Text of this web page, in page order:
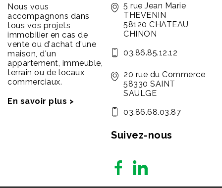
Nous vous
accompagnons dans
tous vos projets
immobilier en cas de
vente ou d'achat d'une
maison, d'un
appartement, immeuble,
terrain ou de locaux
commerciaux.
En savoir plus >
5 rue Jean Marie
THEVENIN
58120 CHATEAU
CHINON
03.86.85.12.12
20 rue du Commerce
58330 SAINT
SAULGE
03.86.68.03.87
Suivez-nous